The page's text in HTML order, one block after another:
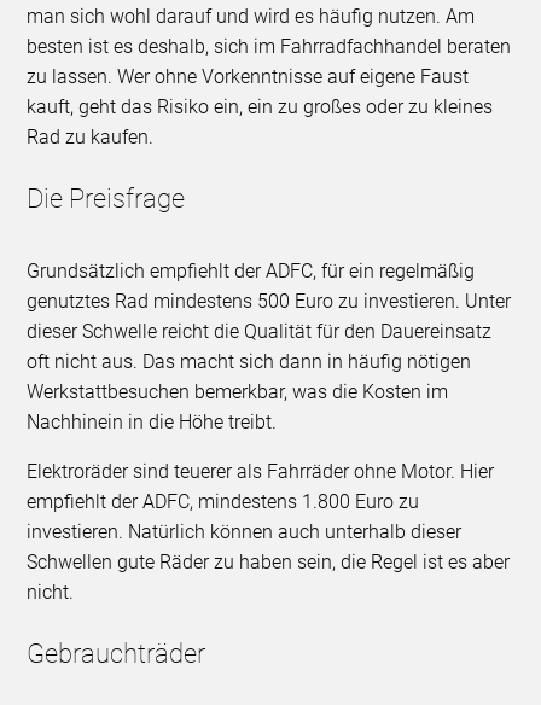
man sich wohl darauf und wird es häufig nutzen. Am
besten ist es deshalb, sich im Fahrradfachhandel beraten
zu lassen. Wer ohne Vorkenntnisse auf eigene Faust
kauft, geht das Risiko ein, ein zu großes oder zu kleines
Rad zu kaufen.
Die Preisfrage
Grundsätzlich empfiehlt der ADFC, für ein regelmäßig
genutztes Rad mindestens 500 Euro zu investieren. Unter
dieser Schwelle reicht die Qualität für den Dauereinsatz
oft nicht aus. Das macht sich dann in häufig nötigen
Werkstattbesuchen bemerkbar, was die Kosten im
Nachhinein in die Höhe treibt.
Elektroräder sind teuerer als Fahrräder ohne Motor. Hier
empfiehlt der ADFC, mindestens 1.800 Euro zu
investieren. Natürlich können auch unterhalb dieser
Schwellen gute Räder zu haben sein, die Regel ist es aber
nicht.
Gebrauchträder